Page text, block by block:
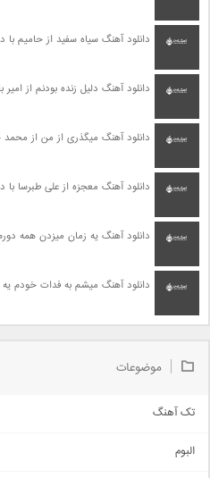
دانلود آهنگ سیاه سفید از حامیم با
دانلود آهنگ دلیل زنده بودنم از امیر
دانلود آهنگ میگذری از من از
دانلود آهنگ معجزه از علی طبرسا با
دانلود آهنگ یه زمان میزدن همه
دانلود آهنگ میشم به فدات خودم
موضوعات
تک آهنگ
البوم